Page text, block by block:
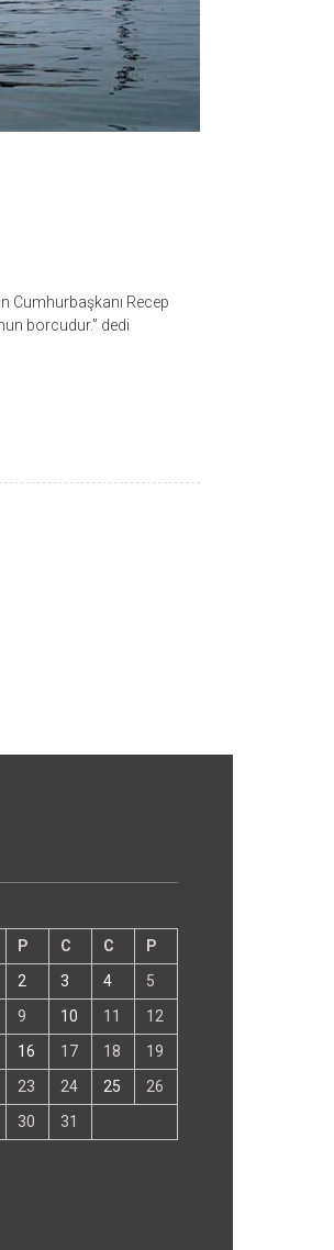
Cumhurbaşkanı Recep
borcudur.” dedi
P C C
P
2 3 4
5
9 10 11
12
16 17 18
19
23 24 25
26
30 31